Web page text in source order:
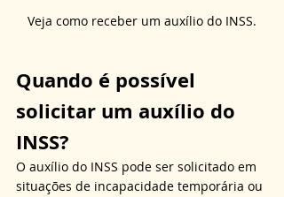
Veja como receber um auxílio do INSS.
Quando é possível
solicitar um auxílio do
INSS?
O auxílio do INSS pode ser solicitado em
situações de incapacidade temporária ou